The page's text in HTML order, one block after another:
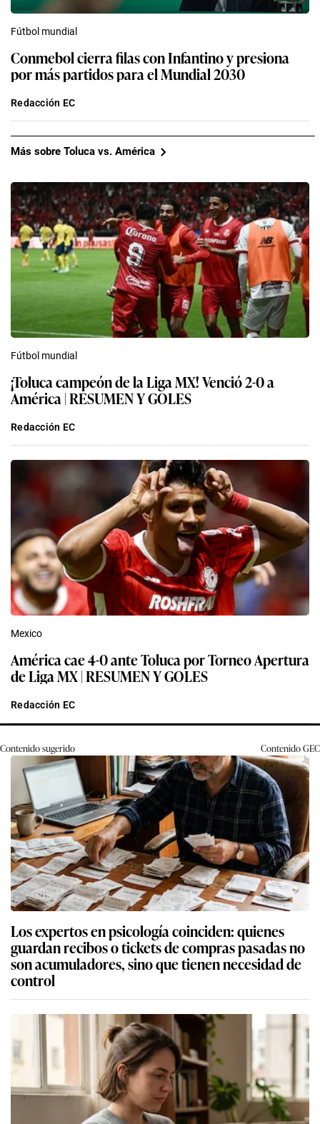
Fútbol mundial
Conmebol cierra filas con Infantino y presiona
por más partidos para el Mundial 2030
Redacción EC
Más sobre Toluca vs. América
Fútbol mundial
¡Toluca campeón de la Liga MX! Venció 2-0 a
América | RESUMEN Y GOLES
Redacción EC
Mexico
América cae 4-0 ante Toluca por Torneo Apertura
de Liga MX | RESUMEN Y GOLES
Redacción EC
Contenido sugerido ContenidoGEC
Los expertos en psicología coinciden: quienes
guardan recibos o tickets de compras pasadas no
son acumuladores, sino que tienen necesidad de
control